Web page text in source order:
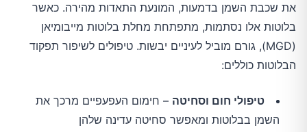
את שכבת השמן בדמעות, המונעת התאדות מהירה. כאשר
בלוטות אלו נסתמות, מתפתחת מחלת בלוטות מייבומיאן
(MGD), גורם מוביל לעיניים יבשות. טיפולים לשיפור תפקוד
הבלוטות כוללים:
טיפולי חום וסחיטה – חימום העפעפיים מרכך את
השמן בבלוטות ומאפשר סחיטה עדינה שלהן